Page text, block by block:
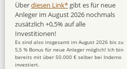
Überdiesen Link* gibt es für neue
Anleger im August 2026 nochmals
zusätzlich +0,5% auf alle
Investitionen!
Es sind also insgesamt im August 2026 bis zu
5,5 % Bonus für neue Anleger möglich! Ich bin
bereits mit über 50.000 € selber bei Indemo
investiert.